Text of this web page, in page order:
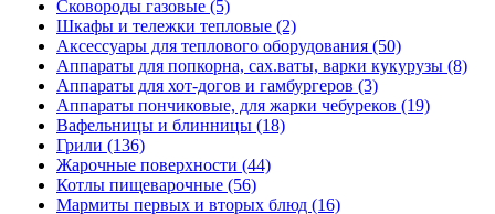
Сковороды газовые (5)
Шкафы и тележки тепловые (2)
Аксессуары для теплового оборудования (50)
Аппараты для попкорна, сах.ваты, варки кукурузы (8)
Аппараты для хот-догов и гамбургеров (3)
Аппараты пончиковые, для жарки чебуреков (19)
Вафельницы и блинницы (18)
Грили (136)
Жарочные поверхности (44)
Котлы пищеварочные (56)
Мармиты первых и вторых блюд (16)